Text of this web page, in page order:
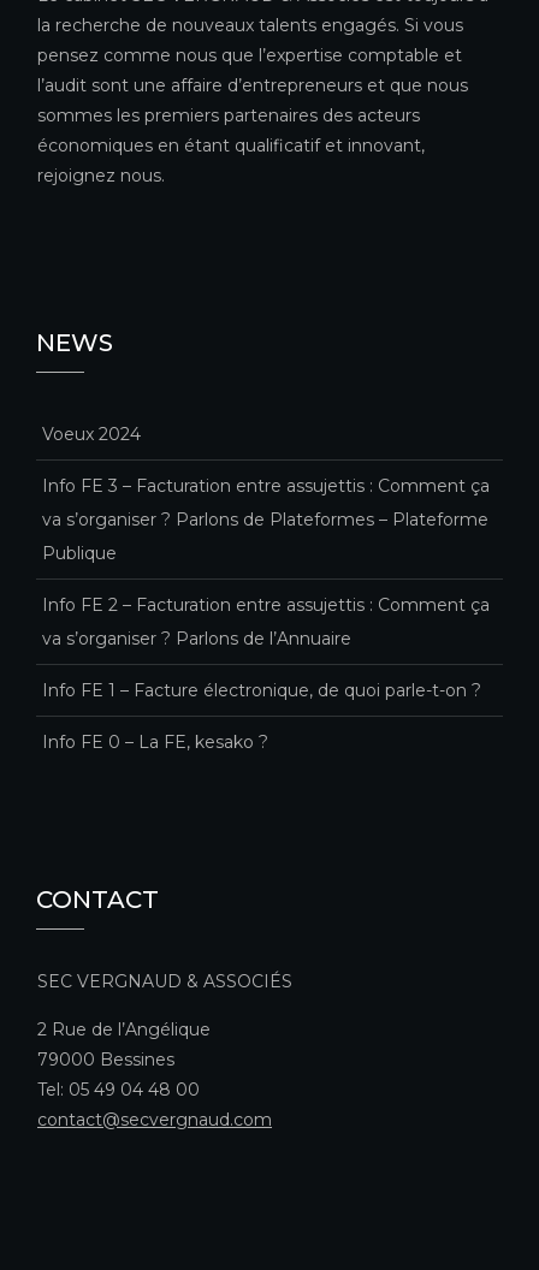
la recherche de nouveaux talents engagés. Si vous
pensez comme nous que l’expertise comptable et
l’audit sont une affaire d’entrepreneurs et que nous
sommes les premiers partenaires des acteurs
économiques en étant qualificatif et innovant,
rejoignez nous.
NEWS
Voeux 2024
Info FE 3 – Facturation entre assujettis : Comment ça
va s’organiser ? Parlons de Plateformes – Plateforme
Publique
Info FE 2 – Facturation entre assujettis : Comment ça
va s’organiser ? Parlons de l’Annuaire
Info FE 1 – Facture électronique, de quoi parle-t-on ?
Info FE 0 – La FE, kesako ?
CONTACT
SEC VERGNAUD & ASSOCIÉS
2 Rue de l’Angélique
79000 Bessines
Tel: 05 49 04 48 00
contact@secvergnaud.com